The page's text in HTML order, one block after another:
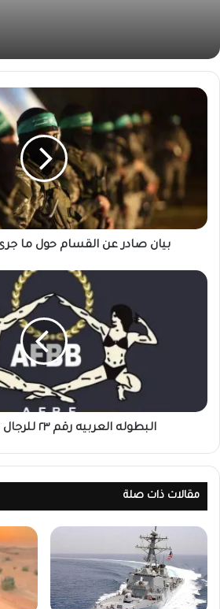
بيان صادر عن القسام حول ما
البطوله العربيه رقم ٢٣ للرجال و ١٩ للناشئين
مقالات ذات صلة